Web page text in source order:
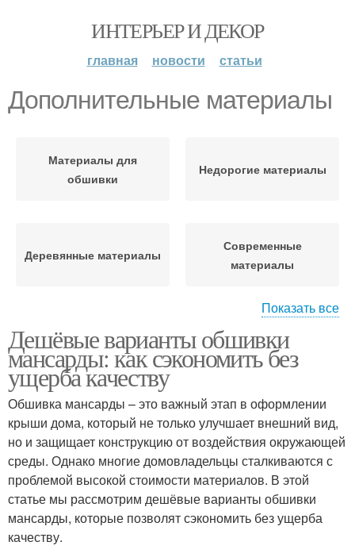
ИНТЕРЬЕР И ДЕКОР
главная новости статьи
Дополнительные материалы
Материалы для
обшивки
Недорогие материалы
Деревянные материалы
Современные
материалы
Материалы для
экономии
Материалы для стен
Материалы для
герметизации
Необходимые
материалы
Хорошие материалы
Материал для
утепления
Показать все
Дешёвые варианты обшивки
мансарды: как сэкономить без
ущерба качеству
Обшивка мансарды – это важный этап в оформлении
крыши дома, который не только улучшает внешний вид,
но и защищает конструкцию от воздействия окружающей
среды. Однако многие домовладельцы сталкиваются с
проблемой высокой стоимости материалов. В этой
статье мы рассмотрим дешёвые варианты обшивки
мансарды, которые позволят сэкономить без ущерба
качеству.